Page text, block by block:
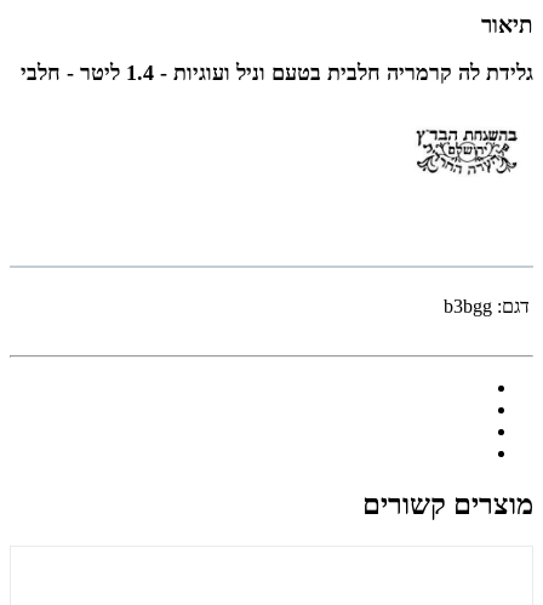
תיאור
גלידת לה קרמריה חלבית בטעם וניל ועוגיות - 1.4 ליטר - חלבי
דגם: b3bgg
מוצרים קשורים